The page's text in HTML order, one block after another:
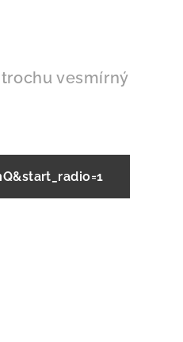
vesmírný